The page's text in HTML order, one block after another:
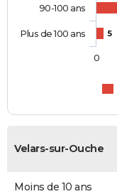
5
90-100 ans
Plus de 100 ans
0
Velars-sur-Ouche
Moins de 10 ans